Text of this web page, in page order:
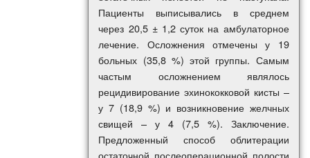
Пациенты выписывались в среднем
через 20,5 ± 1,2 суток на амбулаторное
лечение. Осложнения отмечены у 19
больных (35,8 %) этой группы. Самым
частым осложнением являлось
рецидивирование эхинококковой кисты –
у 7 (18,9 %) и возникновение желчных
свищей – у 4 (7,5 %). Заключение.
Предложенный способ облитерации